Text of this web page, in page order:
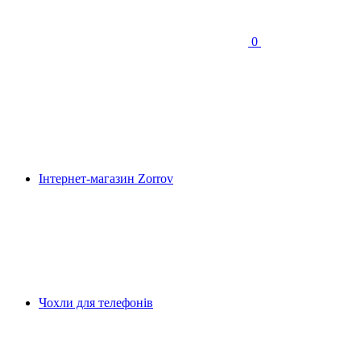
0
Інтернет-магазин Zorrov
Чохли для телефонів